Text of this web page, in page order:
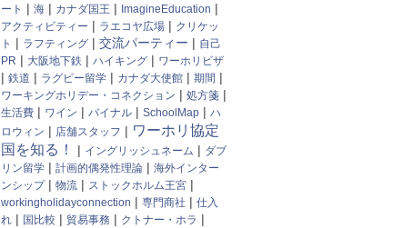
ート | 海 | カナダ国王 | ImagineEducation |
アクティビティー | ラエコヤ広場 | クリケッ
ト | ラフティング | 交流パーティー | 自己
PR | 大阪地下鉄 | ハイキング | ワーホリビザ
| 鉄道 | ラグビー留学 | カナダ大使館 | 期間 |
ワーキングホリデー・コネクション | 処方箋 |
生活費 | ワイン | バイナル | SchoolMap | ハ
ロウィン | 店舗スタッフ | ワーホリ協定
国を知る！
| イングリッシュネーム | ダブ
リン留学 | 計画的偶発性理論 | 海外インター
ンシップ| 物流 | ストックホルム王宮 |
workingholidayconnection | 専門商社 | 仕入
れ | 国比較 | 貿易事務 | クトナー・ホラ |